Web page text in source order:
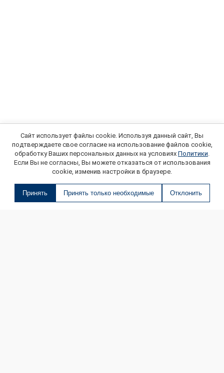
Сайт использует файлы cookie. Используя данный сайт, Вы
подтверждаете свое согласие на использование файлов cookie,
обработку Ваших персональных данных на условиях Политики.
Если Вы не согласны, Вы можете отказаться от использования
cookie, изменив настройки в браузере.
Принять Принять только необходимые Отклонить